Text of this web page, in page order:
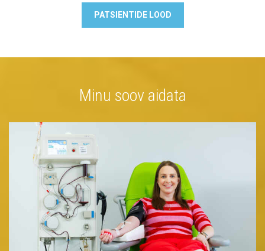
PATSIENTIDE LOOD
Minu soov aidata